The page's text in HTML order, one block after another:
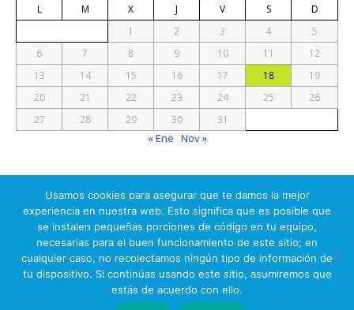
L M X J V S
D
1
2 3 4
5
6
7 8 9 10 11
12
13
14 15 16 17 18
19
20
21 22 23 24 25
26
27
28 29 30 31
« Ene Nov »
© 2026 Prueba Electrónica
Ir arriba
IPS Auditores Informáticos (c)
Usamos cookies para asegurar que te damos la mejor
experiencia en nuestra web. Esto significa que es posible que
se instalen pequeñas porciones de código en tu equipo,
necesarias para el buen funcionamiento de este sitio; en
cualquier caso, no recolectamos ningún tipo de información de
tu dispositivo. Si continúas usando este sitio, asumiremos que
estás de acuerdo con ello.